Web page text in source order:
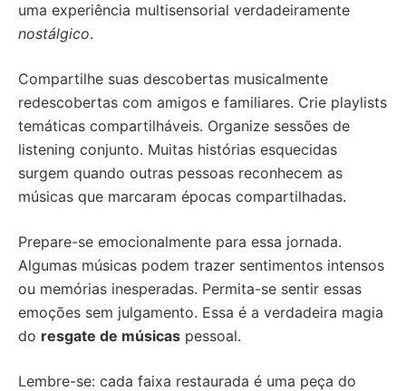
uma experiência multisensorial verdadeiramente
nostálgico.
Compartilhe suas descobertas musicalmente
redescobertas com amigos e familiares. Crie playlists
temáticas compartilháveis. Organize sessões de
listening conjunto. Muitas histórias esquecidas
surgem quando outras pessoas reconhecem as
músicas que marcaram épocas compartilhadas.
Prepare-se emocionalmente para essa jornada.
Algumas músicas podem trazer sentimentos intensos
ou memórias inesperadas. Permita-se sentir essas
emoções sem julgamento. Essa é a verdadeira magia
do resgate de músicas pessoal.
Lembre-se: cada faixa restaurada é uma peça do